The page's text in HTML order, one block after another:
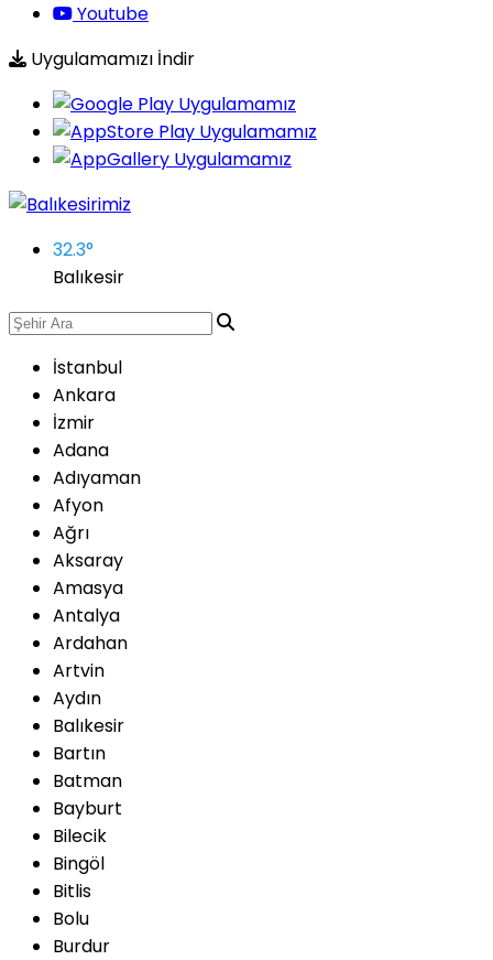
Youtube
Uygulamamızı İndir
32.3°
Balıkesir
İstanbul
Ankara
İzmir
Adana
Adıyaman
Afyon
Ağrı
Aksaray
Amasya
Antalya
Ardahan
Artvin
Aydın
Balıkesir
Bartın
Batman
Bayburt
Bilecik
Bingöl
Bitlis
Bolu
Burdur